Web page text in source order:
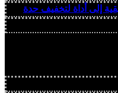
إلى أداة لتخفيف حدة